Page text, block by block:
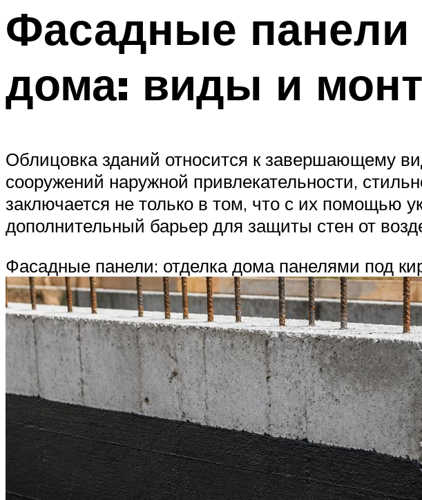
Фасадные панели
дома: виды и
Облицовка зданий относится к завершающему
сооружений наружной привлекательности,
заключается не только в том, что с их помощью
дополнительный барьер для защиты стен от
Фасадные панели: отделка дома панелями под